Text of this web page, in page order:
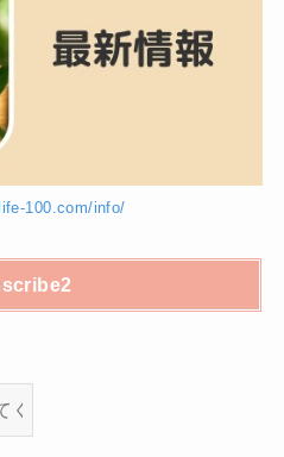
100.com/info/